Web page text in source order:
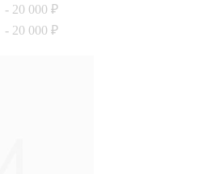
- 20 000 ₽
- 20 000 ₽